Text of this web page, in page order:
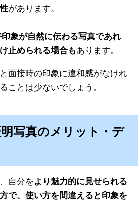
があります。
象が自然に伝わる写真であれ
止められる場合もあります。
面接時の印象に違和感がなけれ
ことは少ないでしょう。
写真のメリット・デ
自分をより魅力的に見せられる
で、使い方を間違えると印象を